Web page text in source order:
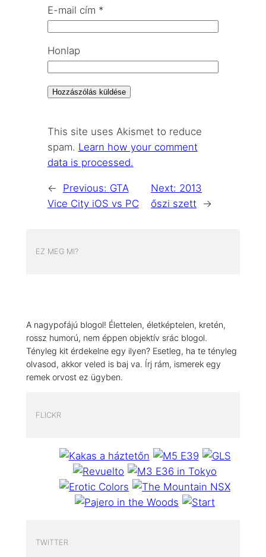
E-mail cím *
Honlap
This site uses Akismet to reduce
spam. Learn how your comment
data is processed.
← Previous: GTA
Vice City iOS vs PC
Next: 2013
őszi szett →
EZ MEG MI?
A nagypofájú blogol! Élettelen, életképtelen, kretén,
rossz humorú, nem éppen objektív srác blogol.
Tényleg kit érdekelne egy ilyen? Esetleg, ha te tényleg
olvasod, akkor veled is baj va. Írj rám, ismerek egy
remek orvost ez ügyben.
FLICKR
TWITTER